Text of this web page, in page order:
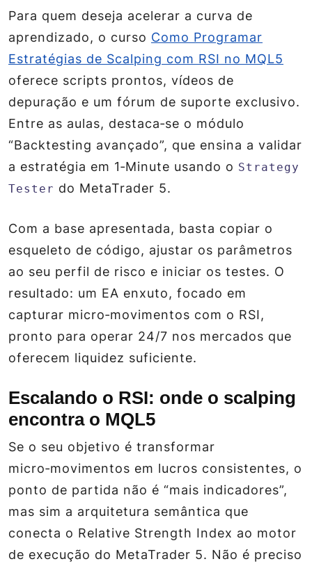
Para quem deseja acelerar a curva de
aprendizado, o curso Como Programar
Estratégias de Scalping com RSI no MQL5
oferece scripts prontos, vídeos de
depuração e um fórum de suporte exclusivo.
Entre as aulas, destaca‑se o módulo
“Backtesting avançado”, que ensina a validar
a estratégia em 1‑Minute usando o Strategy
Tester do MetaTrader 5.
Com a base apresentada, basta copiar o
esqueleto de código, ajustar os parâmetros
ao seu perfil de risco e iniciar os testes. O
resultado: um EA enxuto, focado em
capturar micro‑movimentos com o RSI,
pronto para operar 24/7 nos mercados que
oferecem liquidez suficiente.
Escalando o RSI: onde o scalping
encontra o MQL5
Se o seu objetivo é transformar
micro‑movimentos em lucros consistentes, o
ponto de partida não é “mais indicadores”,
mas sim a arquitetura semântica que
conecta o Relative Strength Index ao motor
de execução do MetaTrader 5. Não é preciso